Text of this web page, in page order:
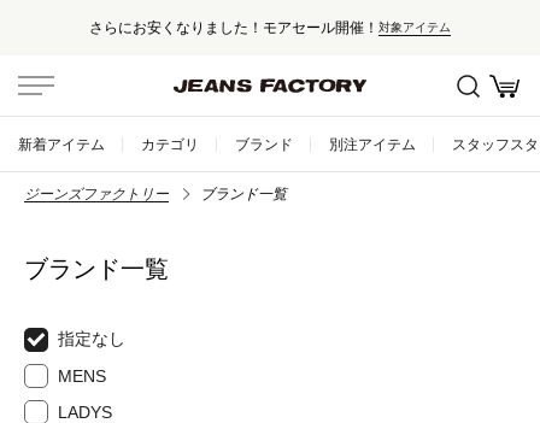
さらにお安くなりました！モアセール開催！ 対象アイテム
新着アイテム カテゴリ ブランド 別注アイテム スタッフス
ジーンズファクトリー ブランド一覧
ブランド一覧
指定なし
MENS
LADYS